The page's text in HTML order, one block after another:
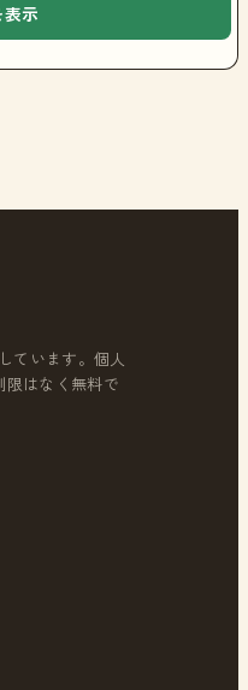
示
ています。個人
限はなく無料で